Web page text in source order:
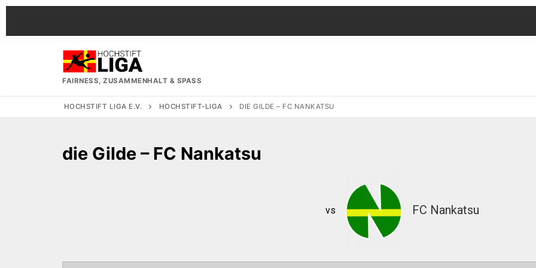
Zum
springen
FAIRNESS, ZUSAMMENHALT & SPASS
HOCHSTIFT LIGA E.V. HOCHSTIFT-LIGA DIE GILDE – FC NANKATSU
die Gilde – FC Nankatsu
vs FC Nankatsu